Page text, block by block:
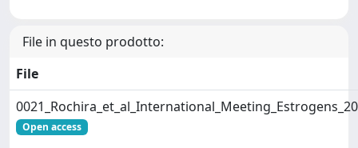
File in questo prodotto:
File
Open access